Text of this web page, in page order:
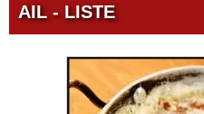
AIL - LISTE